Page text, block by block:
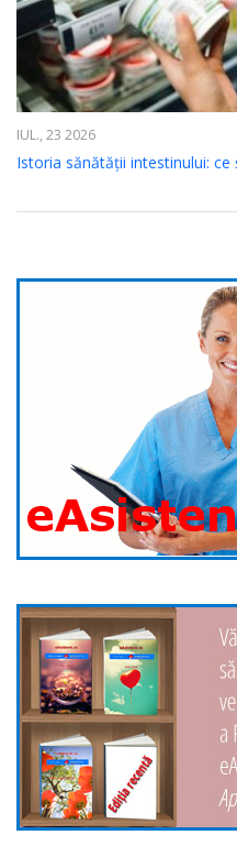
IUL., 23 2026
Istoria sănătății intestinului: